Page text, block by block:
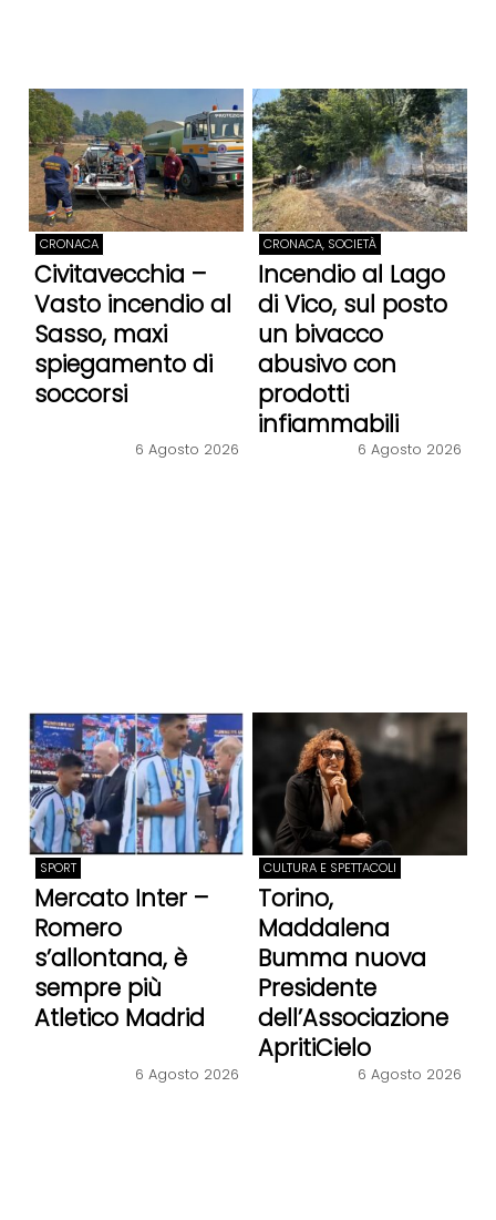
CRONACA
Civitavecchia –
Vasto incendio al
Sasso, maxi
spiegamento di
soccorsi
6 Agosto 2026
CRONACA, SOCIETÀ
Incendio al Lago
di Vico, sul posto
un bivacco
abusivo con
prodotti
infiammabili
6 Agosto 2026
SPORT
Mercato Inter –
Romero
s’allontana, è
sempre più
Atletico Madrid
6 Agosto 2026
CULTURA E SPETTACOLI
Torino,
Maddalena
Bumma nuova
Presidente
dell’Associazione
ApritiCielo
6 Agosto 2026